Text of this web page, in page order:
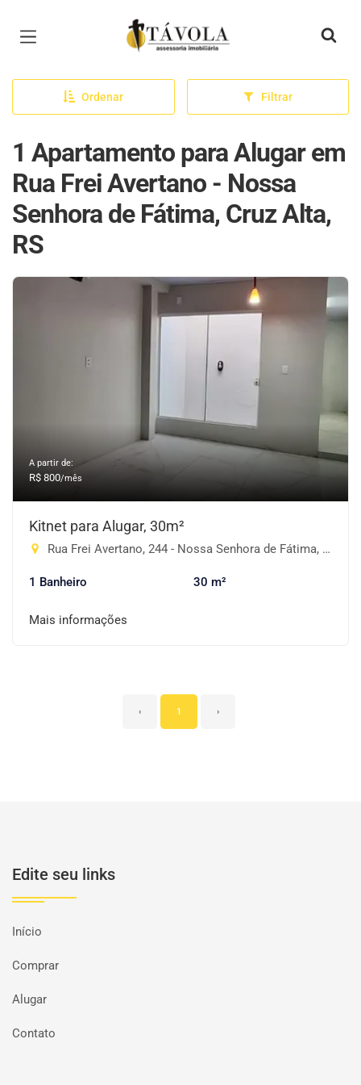
Página inicial
Ordenar Filtrar
1 Apartamento para Alugar em
Rua Frei Avertano - Nossa
Senhora de Fátima, Cruz Alta,
RS
A partir de:
R$ 800/mês
Kitnet para Alugar, 30m²
Rua Frei Avertano, 244 - Nossa Senhora de Fátima, Cruz Alta-RS
1 Banheiro 30 m²
Mais informações
‹ 1 ›
Edite seu links
Início
Comprar
Alugar
Contato